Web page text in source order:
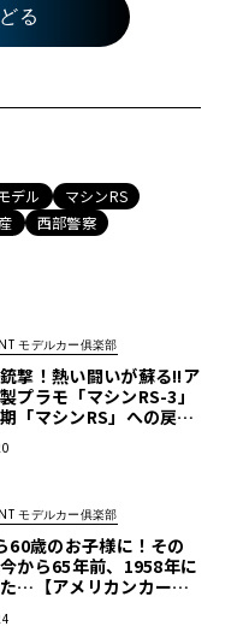
る
デル
マシンRS
西部警察
モデルカー俱楽部
撃！熱い闘いが蘇る!!ア
プラモ「マシンRS-3」
「マシンRS」への戻し
モデルカー俱楽部
60歳のお子様に！その
から65年前、1958年に
…【アメリカンカープ